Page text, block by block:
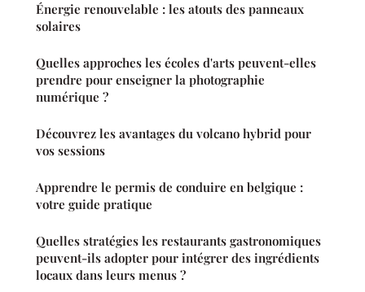
Énergie renouvelable : les atouts des panneaux
solaires
Quelles approches les écoles d'arts peuvent-elles
prendre pour enseigner la photographie
numérique ?
Découvrez les avantages du volcano hybrid pour
vos sessions
Apprendre le permis de conduire en belgique :
votre guide pratique
Quelles stratégies les restaurants gastronomiques
peuvent-ils adopter pour intégrer des ingrédients
locaux dans leurs menus ?